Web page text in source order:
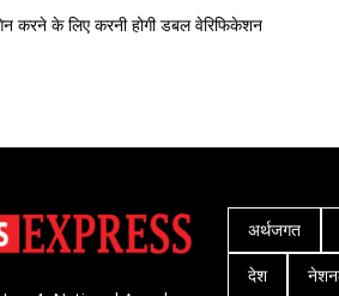
करने के लिए करनी होगी डबल वेरिफिकेशन
अर्थजगत
देश